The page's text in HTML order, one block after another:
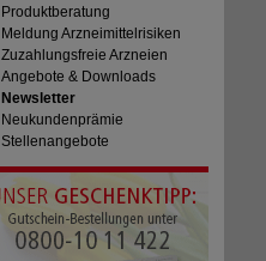
Produktberatung
Meldung Arzneimittelrisiken
Zuzahlungsfreie Arzneien
Angebote & Downloads
Newsletter
Neukundenprämie
Stellenangebote